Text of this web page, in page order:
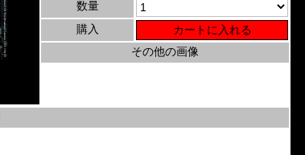
数量
購入
その他の画像